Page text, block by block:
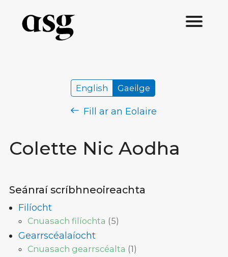
Colette Nic Aodha
English Gaeilge
Fill ar an Eolaire
Seánraí scríbhneoireachta
Filíocht
Cnuasach filíochta (5)
Gearrscéalaíocht
Cnuasach gearrscéalta (1)